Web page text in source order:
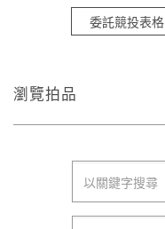
委託競投表格
瀏覽拍品